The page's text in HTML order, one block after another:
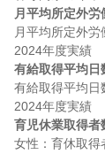
月平均所定外労
月平均所定外
有給取得平均日
有給取得平均日
育児休業取得者
女性：育休取得